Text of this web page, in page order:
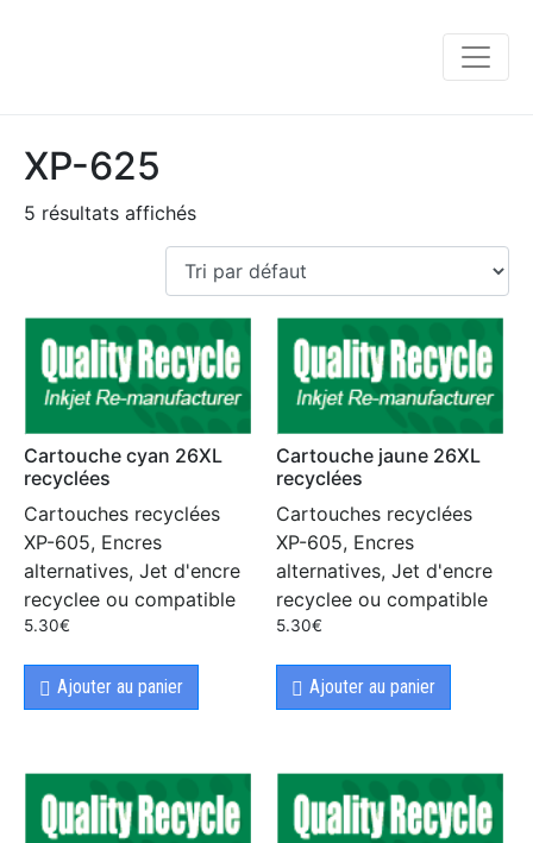
XP-625
5 résultats affichés
Cartouche cyan 26XL
recyclées
Cartouches recyclées
XP-605, Encres
alternatives, Jet d'encre
recyclee ou compatible
5.30€
Ajouter au panier
Cartouche jaune 26XL
recyclées
Cartouches recyclées
XP-605, Encres
alternatives, Jet d'encre
recyclee ou compatible
5.30€
Ajouter au panier